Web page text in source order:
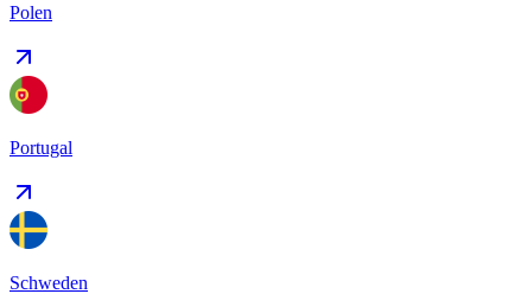
Polen
Portugal
Schweden